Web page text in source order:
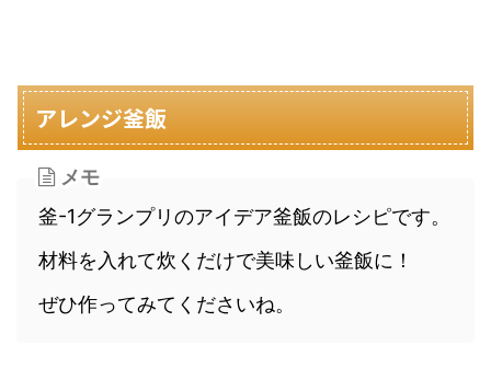
アレンジ釜飯
メモ
釜-1グランプリのアイデア釜飯のレシピです。
材料を入れて炊くだけで美味しい釜飯に！
ぜひ作ってみてくださいね。